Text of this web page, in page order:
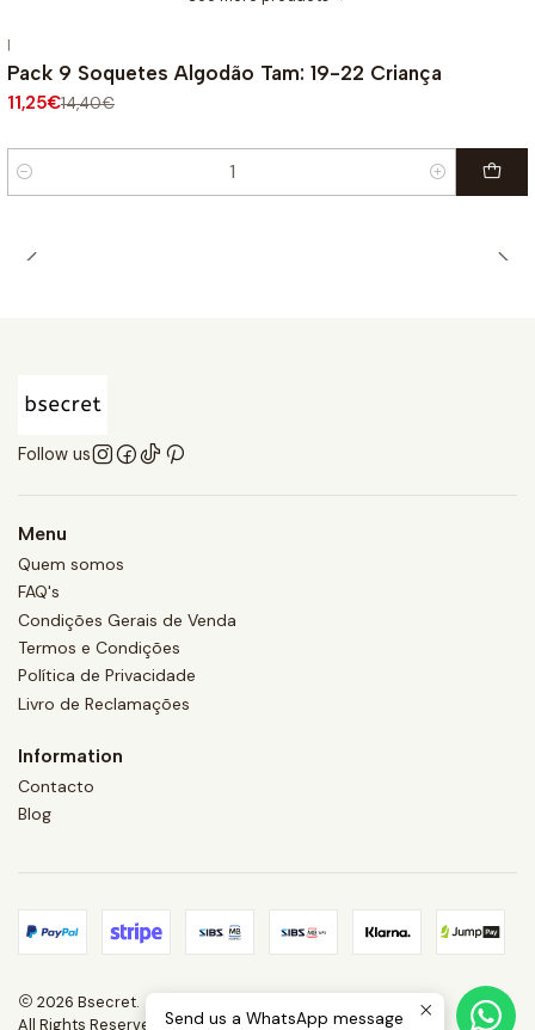
|
Pack 9 Soquetes Algodão Tam: 19-22 Criança
11,25€14,40€
Quantity
Follow us
Menu
Quem somos
FAQ's
Condições Gerais de Venda
Termos e Condições
Política de Privacidade
Livro de Reclamações
Information
Contacto
Blog
2026 Bsecret.
All Rights Reserved.Powered by Jumpseller
Send us a WhatsApp message